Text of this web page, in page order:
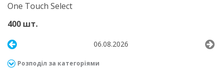
One Touch Select
400 шт.
06.08.2026
Розподіл за категоріями